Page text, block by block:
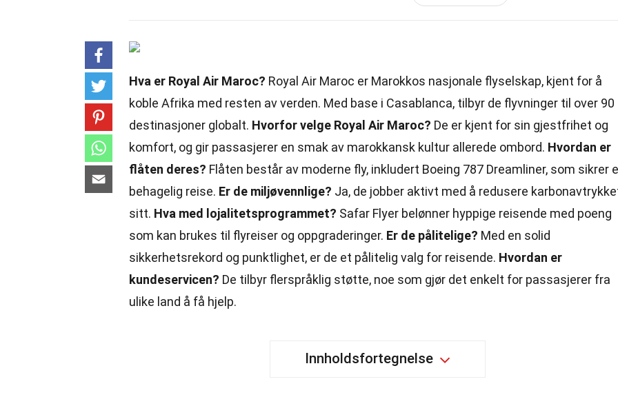
Hva er Royal Air Maroc? Royal Air Maroc er Marokkos nasjonale flyselskap, kjent for å
koble Afrika med resten av verden. Med base i Casablanca, tilbyr de flyvninger til over 90
destinasjoner globalt. Hvorfor velge Royal Air Maroc? De er kjent for sin gjestfrihet og
komfort, og gir passasjerer en smak av marokkansk kultur allerede ombord. Hvordan er
flåten deres? Flåten består av moderne fly, inkludert Boeing 787 Dreamliner, som sikrer
behagelig reise. Er de miljøvennlige? Ja, de jobber aktivt med å redusere
sitt. Hva med lojalitetsprogrammet? Safar Flyer belønner hyppige reisende med poeng
som kan brukes til flyreiser og oppgraderinger. Er de pålitelige? Med en solid
sikkerhetsrekord og punktlighet, er de et pålitelig valg for reisende. Hvordan er
kundeservicen? De tilbyr flerspråklig støtte, noe som gjør det enkelt for passasjerer fra
ulike land å få hjelp.
Innholdsfortegnelse